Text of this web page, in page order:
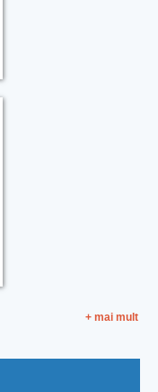
+ mai mult